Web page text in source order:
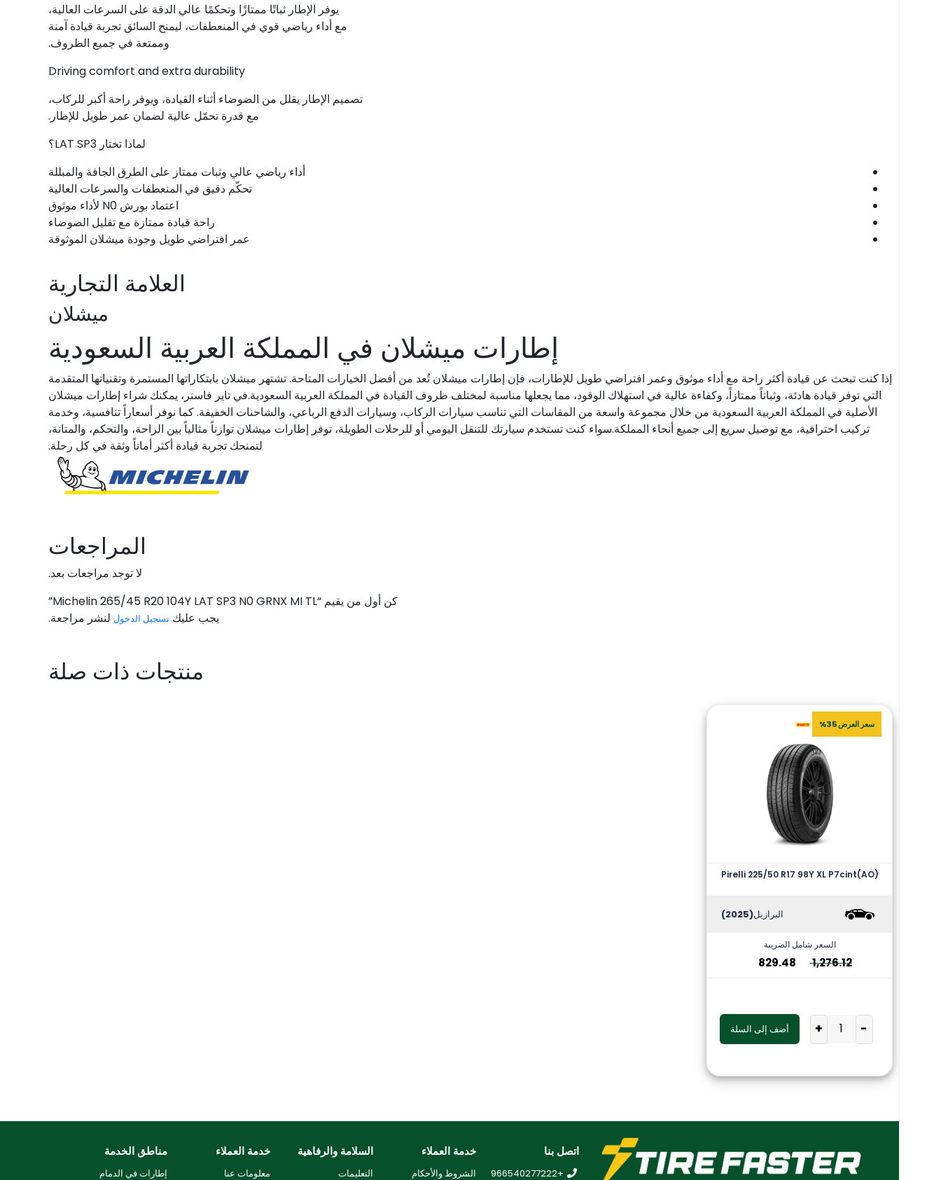
يوفر الإطار ثباتًا ممتازًا وتحكمًا عالي الدقة على السرعات العالية،
مع أداء رياضي قوي في المنعطفات، ليمنح السائق تجربة قيادة آمنة
وممتعة في جميع الظروف.
Driving comfort and extra durability
تصميم الإطار يقلل من الضوضاء أثناء القيادة، ويوفر راحة أكبر للركاب،
مع قدرة تحمّل عالية لضمان عمر طويل للإطار.
لماذا تختار LAT SP3؟
أداء رياضي عالي وثبات ممتاز على الطرق الجافة والمبللة
تحكّم دقيق في المنعطفات والسرعات العالية
اعتماد بورش N0 لأداء موثوق
راحة قيادة ممتازة مع تقليل الضوضاء
عمر افتراضي طويل وجودة ميشلان الموثوقة
العلامة التجارية
ميشلان
إطارات ميشلان في المملكة العربية السعودية
إذا كنت تبحث عن قيادة أكثر راحة مع أداء موثوق وعمر افتراضي طويل للإطارات، فإن إطارات ميشلان تُعد من أفضل الخيارات المتاحة. تشتهر ميشلان بابتكاراتها المستمرة وتقنياتها المتقدمة
التي توفر قيادة هادئة، وثباتاً ممتازاً، وكفاءة عالية في استهلاك الوقود، مما يجعلها مناسبة لمختلف ظروف القيادة في المملكة العربية السعودية.في تاير فاستر، يمكنك شراء إطارات ميشلان
الأصلية في المملكة العربية السعودية من خلال مجموعة واسعة من المقاسات التي تناسب سيارات الركاب، وسيارات الدفع الرباعي، والشاحنات الخفيفة. كما نوفر أسعاراً تنافسية، وخدمة
تركيب احترافية، مع توصيل سريع إلى جميع أنحاء المملكة.سواء كنت تستخدم سيارتك للتنقل اليومي أو للرحلات الطويلة، توفر إطارات ميشلان توازناً مثالياً بين الراحة، والتحكم، والمتانة،
لتمنحك تجربة قيادة أكثر أماناً وثقة في كل رحلة.
المراجعات
لا توجد مراجعات بعد.
كن أول من يقيم “Michelin 265/45 R20 104Y LAT SP3 N0 GRNX MI TL”
يجب عليكتسجيل الدخول لنشر مراجعة.
منتجات ذات صلة
سعر العرض 35%
Pirelli 225/50 R17 98Y XL P7cint(AO)
البرازيل(2025)
السعر شامل الضريبة
1,276.12
829.48
-
+ أضف إلى السلة
اتصل بنا
+966540277222
خدمة العملاء
الشروط والأحكام
السلامة والرفاهية
التعليمات
خدمة العملاء
معلومات عنا
مناطق الخدمة
إطارات في الدمام